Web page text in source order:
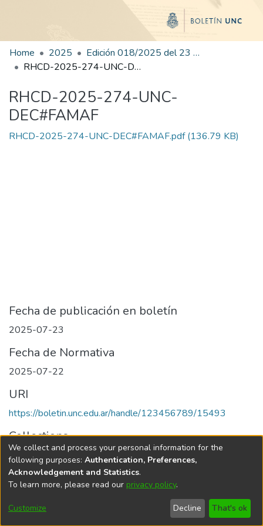
Home 2025
Edición 018/2025 del 23 de julio de 2025
RHCD-2025-274-UNC-DEC#FAMAF
RHCD-2025-274-UNC-
DEC#FAMAF
RHCD-2025-274-UNC-DEC#FAMAF.pdf(136.79 KB)
Fecha de publicación en boletín
2025-07-23
Fecha de Normativa
2025-07-22
URI
https://boletin.unc.edu.ar/handle/123456789/15493
Collections
Edición 018/2025 del 23 de julio de 2025
Universidad Nacional de Córdoba
We collect and process your personal information for the
following purposes: Authentication, Preferences,
Acknowledgement and Statistics.
To learn more, please read our privacy policy.
Customize Decline That's ok